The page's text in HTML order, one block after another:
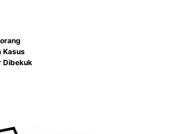
Kasus
Dibekuk